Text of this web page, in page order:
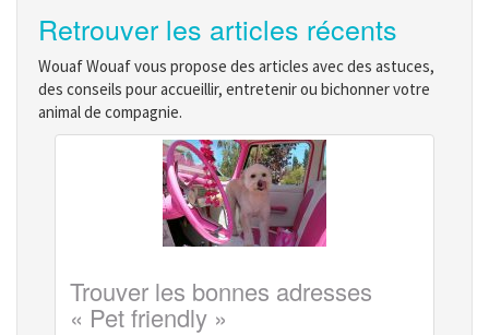
Retrouver les articles récents
Wouaf Wouaf vous propose des articles avec des astuces,
des conseils pour accueillir, entretenir ou bichonner votre
animal de compagnie.
Trouver les bonnes adresses
« Pet friendly »